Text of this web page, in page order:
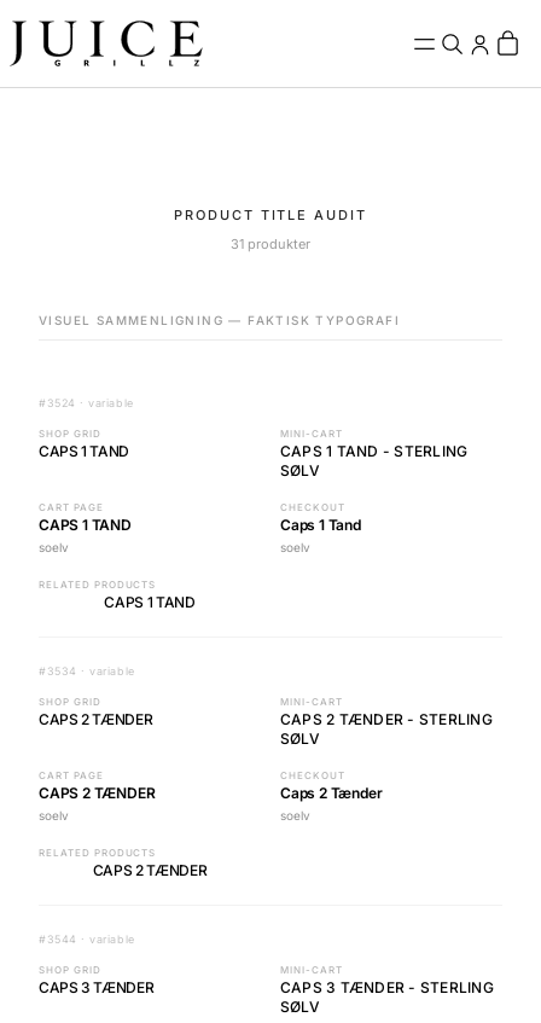
PRODUCT TITLE AUDIT
31 produkter
VISUEL SAMMENLIGNING — FAKTISK TYPOGRAFI
#3524 · variable
SHOP GRID
CAPS 1 TAND
MINI-CART
CAPS 1 TAND - STERLING
SØLV
CART PAGE
CAPS 1 TAND
soelv
CHECKOUT
Caps 1 Tand
soelv
RELATED PRODUCTS
CAPS 1 TAND
#3534 · variable
SHOP GRID
CAPS 2 TÆNDER
MINI-CART
CAPS 2 TÆNDER - STERLING
SØLV
CART PAGE
CAPS 2 TÆNDER
soelv
CHECKOUT
Caps 2 Tænder
soelv
RELATED PRODUCTS
CAPS 2 TÆNDER
#3544 · variable
SHOP GRID
CAPS 3 TÆNDER
MINI-CART
CAPS 3 TÆNDER - STERLING
SØLV